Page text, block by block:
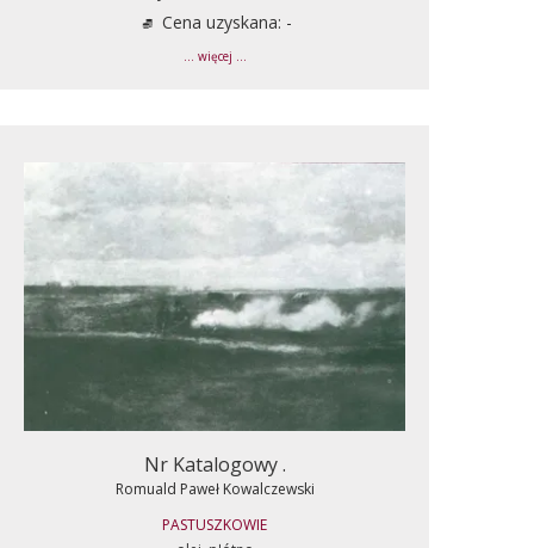
Cena uzyskana: -
... więcej ...
Nr Katalogowy .
Romuald Paweł Kowalczewski
PASTUSZKOWIE